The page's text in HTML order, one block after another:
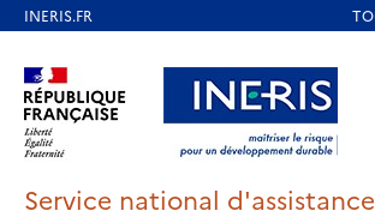
contenu
principal
Aller au contenu Aller au menu
Aller au pied de page
Service national d'assistance